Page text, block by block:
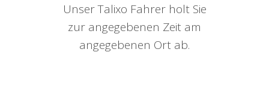
Unser Talixo Fahrer holt Sie
zur angegebenen Zeit am
angegebenen Ort ab.